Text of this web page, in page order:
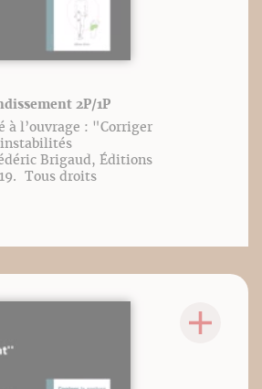
2P/1P
à l’ouvrage : "Corriger
Brigaud, Éditions
Tous droits